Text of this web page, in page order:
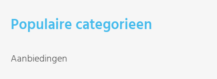
Populaire categorieen
Aanbiedingen